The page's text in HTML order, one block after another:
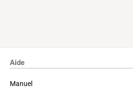
Aide
Manuel